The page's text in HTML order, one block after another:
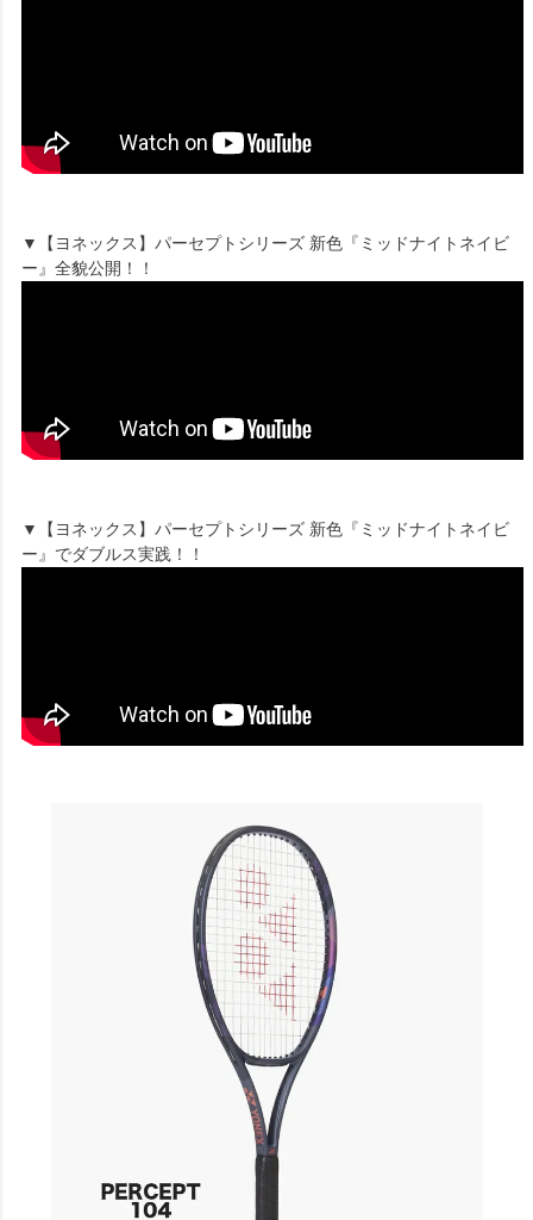
▼【ヨネックス】パーセプトシリーズ 新色『ミッドナイトネイビ
ー』全貌公開！！
▼【ヨネックス】パーセプトシリーズ 新色『ミッドナイトネイビ
ー』でダブルス実践！！